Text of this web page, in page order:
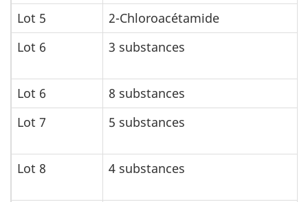
Lot 5
2-Chloroacétamide
Lot 6
3 substances
Lot 6
8 substances
Lot 7
5 substances
Lot 8 4 substances